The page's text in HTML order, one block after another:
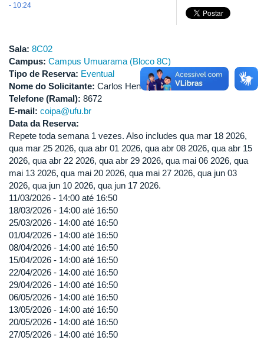
- 10:24
Sala: 8C02
Campus: Campus Umuarama (Bloco 8C)
Tipo de Reserva: Eventual
Nome do Solicitante: Carlos Henrique Gomes Martins
Telefone (Ramal): 8672
E-mail: coipa@ufu.br
Data da Reserva:
Repete toda semana 1 vezes. Also includes qua mar 18 2026,
qua mar 25 2026, qua abr 01 2026, qua abr 08 2026, qua abr 15
2026, qua abr 22 2026, qua abr 29 2026, qua mai 06 2026, qua
mai 13 2026, qua mai 20 2026, qua mai 27 2026, qua jun 03
2026, qua jun 10 2026, qua jun 17 2026.
11/03/2026 - 14:00 até 16:50
18/03/2026 - 14:00 até 16:50
25/03/2026 - 14:00 até 16:50
01/04/2026 - 14:00 até 16:50
08/04/2026 - 14:00 até 16:50
15/04/2026 - 14:00 até 16:50
22/04/2026 - 14:00 até 16:50
29/04/2026 - 14:00 até 16:50
06/05/2026 - 14:00 até 16:50
13/05/2026 - 14:00 até 16:50
20/05/2026 - 14:00 até 16:50
27/05/2026 - 14:00 até 16:50